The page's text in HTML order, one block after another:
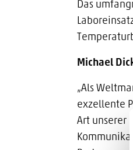
Das
Michael
„Als
exzellente
Art unserer